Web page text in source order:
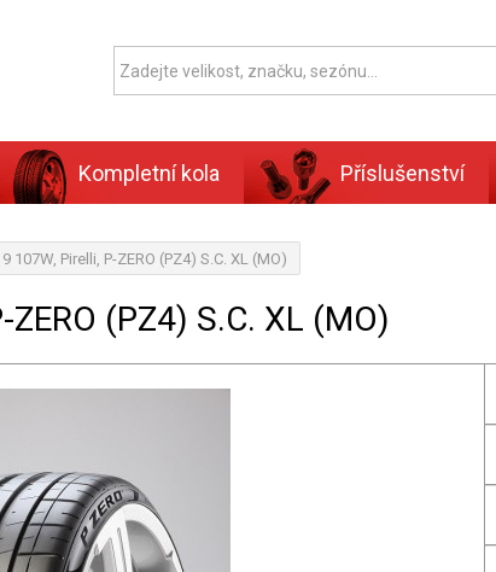
Kompletní kola Příslušenství
107W, Pirelli, P-ZERO (PZ4) S.C. XL (MO)
(PZ4) S.C. XL (MO)